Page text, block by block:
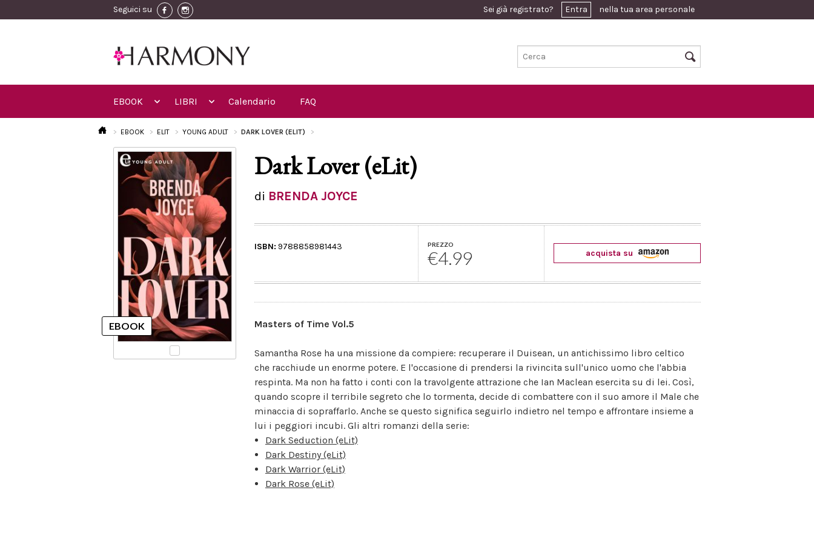
Seguici su Sei già registrato? Entra nella tua area personale
EBOOK LIBRI Calendario FAQ
EBOOK ELIT YOUNG ADULT DARK LOVER (ELIT)
Dark Lover (eLit)
di BRENDA JOYCE
ISBN: 9788858981443 PREZZO
€4.99 acquista su
Masters of Time Vol.5
Samantha Rose ha una missione da compiere: recuperare il Duisean, un antichissimo libro celtico
che racchiude un enorme potere. E l'occasione di prendersi la rivincita sull'unico uomo che l'abbia
respinta. Ma non ha fatto i conti con la travolgente attrazione che Ian Maclean esercita su di lei. Così,
quando scopre il terribile segreto che lo tormenta, decide di combattere con il suo amore il Male che
minaccia di sopraffarlo. Anche se questo significa seguirlo indietro nel tempo e affrontare insieme a
lui i peggiori incubi. Gli altri romanzi della serie:
Dark Seduction (eLit)
Dark Destiny (eLit)
Dark Warrior (eLit)
Dark Rose (eLit)